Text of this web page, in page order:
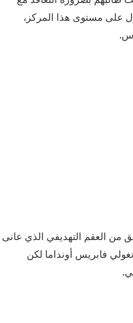
على مستوى هذا المركز،
من العقم التهديفي الذي عانى
فابريس أونداما لكن